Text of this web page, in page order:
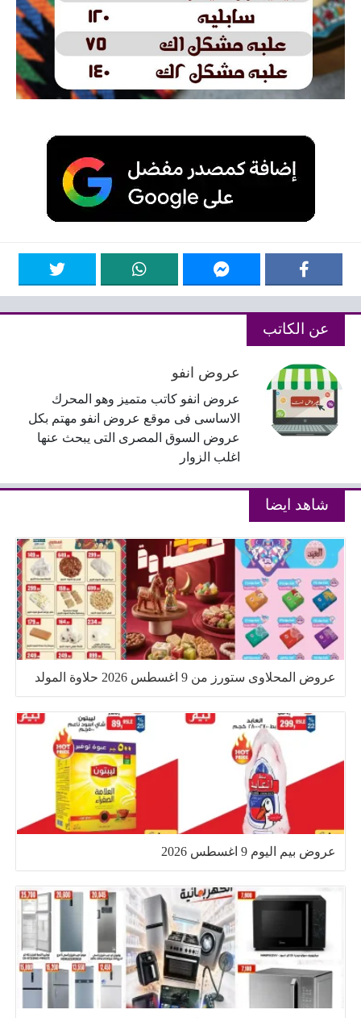
عن الكاتب
عروض انفو
عروض انفو كاتب متميز وهو المحرك
الاساسى فى موقع عروض انفو مهتم بكل
عروض السوق المصرى التى يبحث عنها
اغلب الزوار
شاهد ايضا
عروض المحلاوى ستورز من 9 اغسطس 2026 حلاوة المولد
عروض بيم اليوم 9 اغسطس 2026